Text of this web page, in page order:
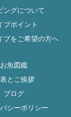
ングについて
ブポイント
ブをご希望の方へ
お魚図鑑
とご挨拶
ブログ
シーポリシー